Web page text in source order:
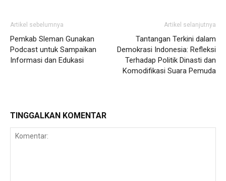
Artikel sebelumnya
Pemkab Sleman Gunakan
Podcast untuk Sampaikan
Informasi dan Edukasi
Artikel selanjutnya
Tantangan Terkini dalam
Demokrasi Indonesia: Refleksi
Terhadap Politik Dinasti dan
Komodifikasi Suara Pemuda
TINGGALKAN KOMENTAR